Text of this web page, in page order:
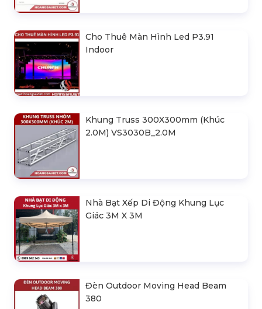
Cho Thuê Màn Hình Led P3.91
Indoor
Khung Truss 300X300mm (Khúc
2.0M) VS3030B_2.0M
Nhà Bạt Xếp Di Động Khung Lục
Giác 3M X 3M
Đèn Outdoor Moving Head Beam
380